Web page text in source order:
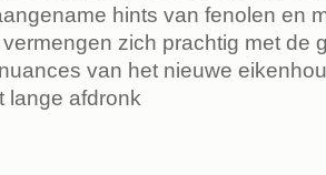
hints van fenolen en
zich prachtig met de
van het nieuwe
lange afdronk